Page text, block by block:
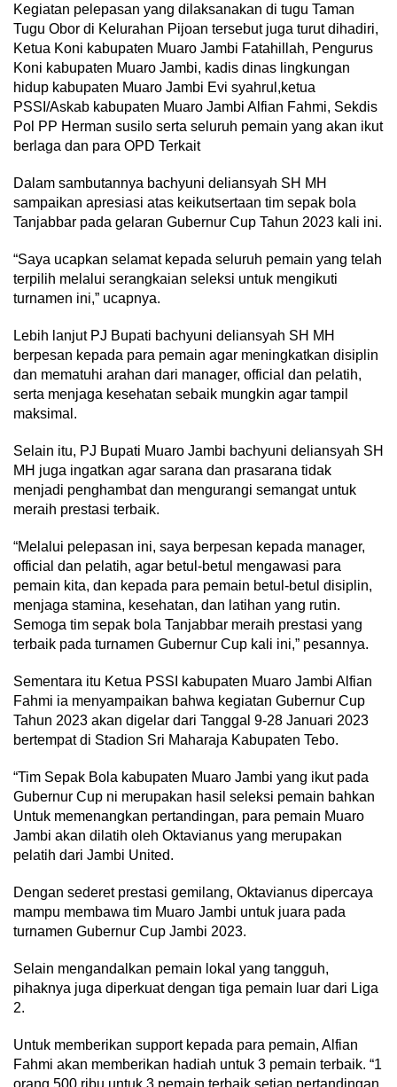
Kegiatan pelepasan yang dilaksanakan di tugu Taman
Tugu Obor di Kelurahan Pijoan tersebut juga turut dihadiri,
Ketua Koni kabupaten Muaro Jambi Fatahillah, Pengurus
Koni kabupaten Muaro Jambi, kadis dinas lingkungan
hidup kabupaten Muaro Jambi Evi syahrul,ketua
PSSI/Askab kabupaten Muaro Jambi Alfian Fahmi, Sekdis
Pol PP Herman susilo serta seluruh pemain yang akan ikut
berlaga dan para OPD Terkait
Dalam sambutannya bachyuni deliansyah SH MH
sampaikan apresiasi atas keikutsertaan tim sepak bola
Tanjabbar pada gelaran Gubernur Cup Tahun 2023 kali ini.
“Saya ucapkan selamat kepada seluruh pemain yang telah
terpilih melalui serangkaian seleksi untuk mengikuti
turnamen ini,” ucapnya.
Lebih lanjut PJ Bupati bachyuni deliansyah SH MH
berpesan kepada para pemain agar meningkatkan disiplin
dan mematuhi arahan dari manager, official dan pelatih,
serta menjaga kesehatan sebaik mungkin agar tampil
maksimal.
Selain itu, PJ Bupati Muaro Jambi bachyuni deliansyah SH
MH juga ingatkan agar sarana dan prasarana tidak
menjadi penghambat dan mengurangi semangat untuk
meraih prestasi terbaik.
“Melalui pelepasan ini, saya berpesan kepada manager,
official dan pelatih, agar betul-betul mengawasi para
pemain kita, dan kepada para pemain betul-betul disiplin,
menjaga stamina, kesehatan, dan latihan yang rutin.
Semoga tim sepak bola Tanjabbar meraih prestasi yang
terbaik pada turnamen Gubernur Cup kali ini,” pesannya.
Sementara itu Ketua PSSI kabupaten Muaro Jambi Alfian
Fahmi ia menyampaikan bahwa kegiatan Gubernur Cup
Tahun 2023 akan digelar dari Tanggal 9-28 Januari 2023
bertempat di Stadion Sri Maharaja Kabupaten Tebo.
“Tim Sepak Bola kabupaten Muaro Jambi yang ikut pada
Gubernur Cup ni merupakan hasil seleksi pemain bahkan
Untuk memenangkan pertandingan, para pemain Muaro
Jambi akan dilatih oleh Oktavianus yang merupakan
pelatih dari Jambi United.
Dengan sederet prestasi gemilang, Oktavianus dipercaya
mampu membawa tim Muaro Jambi untuk juara pada
turnamen Gubernur Cup Jambi 2023.
Selain mengandalkan pemain lokal yang tangguh,
pihaknya juga diperkuat dengan tiga pemain luar dari Liga
2.
Untuk memberikan support kepada para pemain, Alfian
Fahmi akan memberikan hadiah untuk 3 pemain terbaik. “1
orang 500 ribu untuk 3 pemain terbaik setiap pertandingan